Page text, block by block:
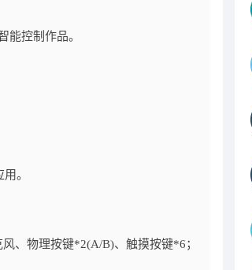
能控制作品。
。
、物理按键*2(A/B)、触摸按键*6；